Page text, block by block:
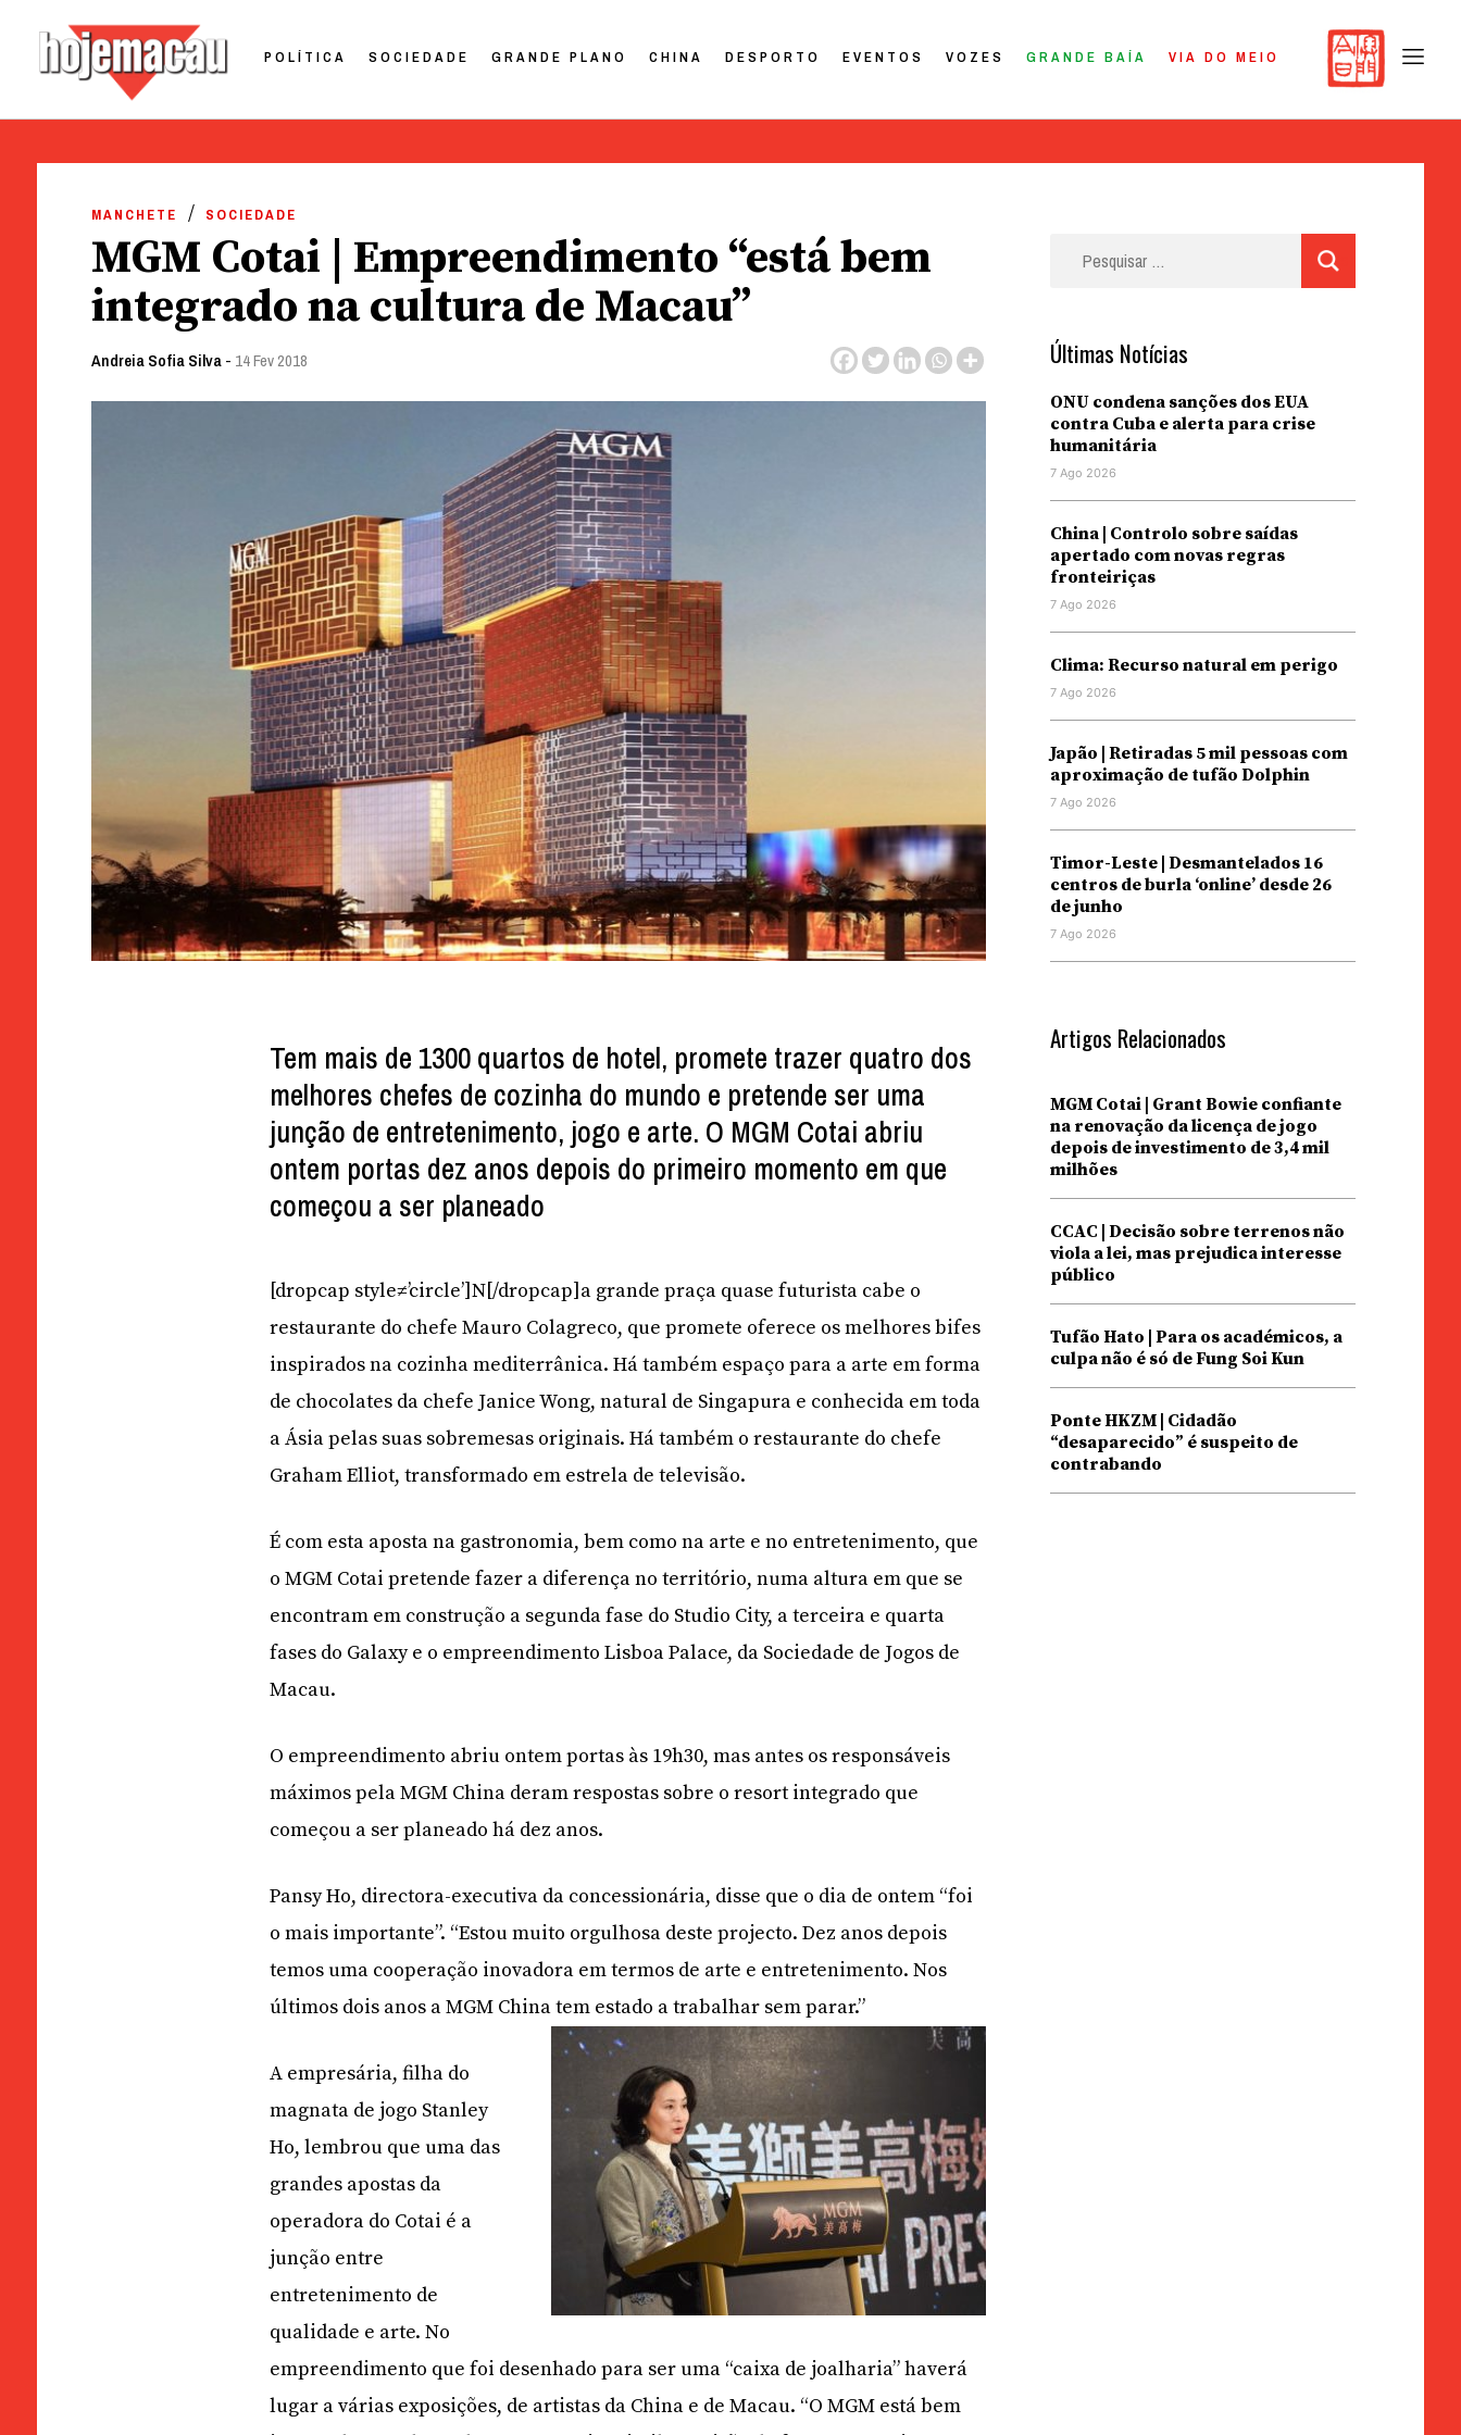
POLÍTICA SOCIEDADE GRANDE PLANO CHINA DESPORTO EVENTOS VOZES GRANDE BAÍA VIA DO MEIO
MANCHETE SOCIEDADE
MGM Cotai | Empreendimento “está bem
integrado na cultura de Macau”
Andreia Sofia Silva- 14 Fev 2018
Tem mais de 1300 quartos de hotel, promete trazer quatro dos
melhores chefes de cozinha do mundo e pretende ser uma
junção de entretenimento, jogo e arte. O MGM Cotai abriu
ontem portas dez anos depois do primeiro momento em que
começou a ser planeado
[dropcap style≠’circle’]N[/dropcap]a grande praça quase futurista cabe o
restaurante do chefe Mauro Colagreco, que promete oferece os melhores bifes
inspirados na cozinha mediterrânica. Há também espaço para a arte em forma
de chocolates da chefe Janice Wong, natural de Singapura e conhecida em toda
a Ásia pelas suas sobremesas originais. Há também o restaurante do chefe
Graham Elliot, transformado em estrela de televisão.
É com esta aposta na gastronomia, bem como na arte e no entretenimento, que
o MGM Cotai pretende fazer a diferença no território, numa altura em que se
encontram em construção a segunda fase do Studio City, a terceira e quarta
fases do Galaxy e o empreendimento Lisboa Palace, da Sociedade de Jogos de
Macau.
O empreendimento abriu ontem portas às 19h30, mas antes os responsáveis
máximos pela MGM China deram respostas sobre o resort integrado que
começou a ser planeado há dez anos.
Pansy Ho, directora-executiva da concessionária, disse que o dia de ontem “foi
o mais importante”. “Estou muito orgulhosa deste projecto. Dez anos depois
temos uma cooperação inovadora em termos de arte e entretenimento. Nos
últimos dois anos a MGM China tem estado a trabalhar sem parar.”
A empresária, filha do
magnata de jogo Stanley
Ho, lembrou que uma das
grandes apostas da
operadora do Cotai é a
junção entre
entretenimento de
qualidade e arte. No
empreendimento que foi desenhado para ser uma “caixa de joalharia” haverá
lugar a várias exposições, de artistas da China e de Macau. “O MGM está bem
Últimas Notícias
ONU condena sanções dos EUA
contra Cuba e alerta para crise
humanitária
7 Ago 2026
China | Controlo sobre saídas
apertado com novas regras
fronteiriças
7 Ago 2026
Clima: Recurso natural em perigo
7 Ago 2026
Japão | Retiradas 5 mil pessoas com
aproximação de tufão Dolphin
7 Ago 2026
Timor-Leste | Desmantelados 16
centros de burla ‘online’ desde 26
de junho
7 Ago 2026
Artigos Relacionados
MGM Cotai | Grant Bowie confiante
na renovação da licença de jogo
depois de investimento de 3,4 mil
milhões
CCAC | Decisão sobre terrenos não
viola a lei, mas prejudica interesse
público
Tufão Hato | Para os académicos, a
culpa não é só de Fung Soi Kun
Ponte HKZM | Cidadão
“desaparecido” é suspeito de
contrabando